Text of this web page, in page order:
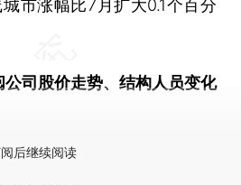
市涨幅比7月扩大0.1个百分
公司股价走势、结构人员变化
后继续阅读